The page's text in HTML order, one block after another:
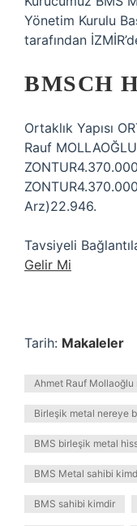
Yönetim Kurulu
tarafından
BMSCH
Ortaklık Yapısı
Rauf
Arz)22.946.
Tavsiyeli
Gelir Mi
Tarih: Makaleler
Ahmet Rauf Mollaoğlu
Birleşik metal nereye
BMS birleşik metal
BMS Metal sahibi
BMS sahibi kimdir